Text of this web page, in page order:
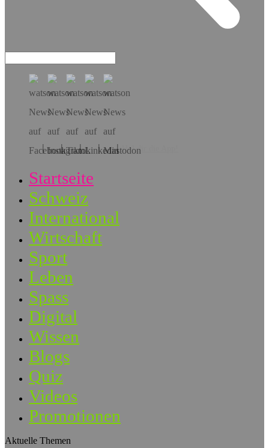
Hol dir die App!
Startseite
Schweiz
International
Wirtschaft
Sport
Leben
Spass
Digital
Wissen
Blogs
Quiz
Videos
Promotionen
Aktuelle Themen